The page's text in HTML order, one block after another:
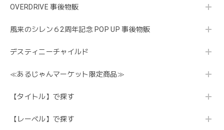
OVERDRIVE 事後物販
風来のシレン６2周年記念 POP UP 事後物販
デスティニーチャイルド
≪あるじゃんマーケット限定商品≫
【タイトル】で探す
【レーベル】で探す